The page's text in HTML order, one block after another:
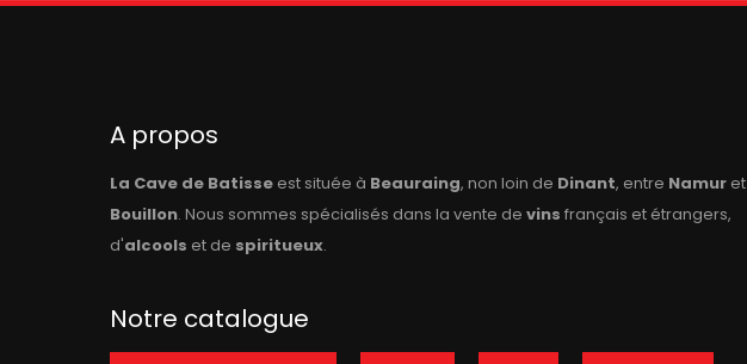
A propos
La Cave de Batisse est située à Beauraing, non loin de Dinant, entre Namur et
Bouillon. Nous sommes spécialisés dans la vente de vins français et étrangers,
d'alcools et de spiritueux.
Notre catalogue